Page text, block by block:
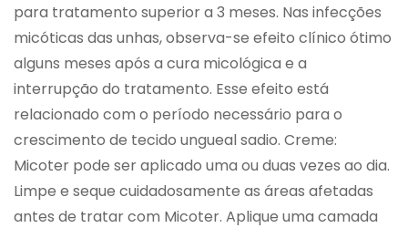
para tratamento superior a 3 meses. Nas infecções
micóticas das unhas, observa-se efeito clínico ótimo
alguns meses após a cura micológica e a
interrupção do tratamento. Esse efeito está
relacionado com o período necessário para o
crescimento de tecido ungueal sadio. Creme:
Micoter pode ser aplicado uma ou duas vezes ao dia.
Limpe e seque cuidadosamente as áreas afetadas
antes de tratar com Micoter. Aplique uma camada